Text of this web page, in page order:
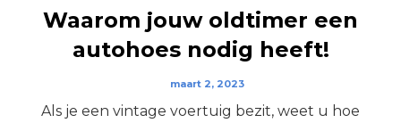
Waarom jouw oldtimer een
autohoes nodig heeft!
maart 2, 2023
Als je een vintage voertuig bezit, weet u hoe